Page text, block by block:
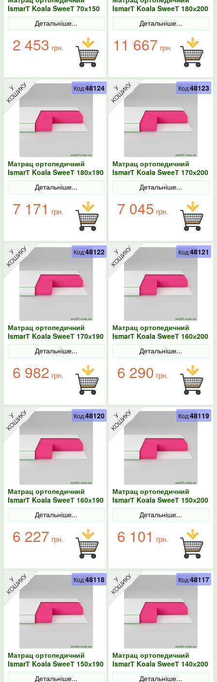
IsmarТ Koala SweeТ 70х150
безпружинний
Детальніше...
2 453 грн.
IsmarТ Koala SweeТ 180х200
безпружинний
Детальніше...
11 667 грн.
Матрац ортопедичний
IsmarТ Koala SweeТ 180х190
безпружинний
Детальніше...
7 171 грн.
Код:48124
Матрац ортопедичний
IsmarТ Koala SweeТ 170х200
безпружинний
Детальніше...
7 045 грн.
Код:48123
Матрац ортопедичний
IsmarТ Koala SweeТ 170х190
безпружинний
Детальніше...
6 982 грн.
Код:48122
Матрац ортопедичний
IsmarТ Koala SweeТ 160х200
безпружинний
Детальніше...
6 290 грн.
Код:48121
Матрац ортопедичний
IsmarТ Koala SweeТ 160х190
безпружинний
Детальніше...
6 227 грн.
Код:48120
Матрац ортопедичний
IsmarТ Koala SweeТ 150х200
безпружинний
Детальніше...
6 101 грн.
Код:48119
Матрац ортопедичний
IsmarТ Koala SweeТ 150х190
безпружинний
Детальніше...
Код:48118
Матрац ортопедичний
IsmarТ Koala SweeТ 140х200
безпружинний
Детальніше...
Код:48117